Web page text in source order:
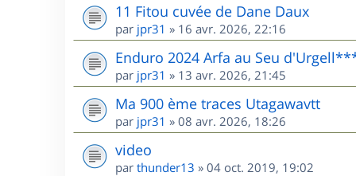
11 Fitou cuvée de Dane Daux
par jpr31 » 16 avr. 2026, 22:16
Enduro 2024 Arfa au Seu
par jpr31 » 13 avr. 2026, 21:45
Ma 900 ème traces Utagawavtt
par jpr31 » 08 avr. 2026, 18:26
video
par thunder13 » 04 oct. 2019, 19:02